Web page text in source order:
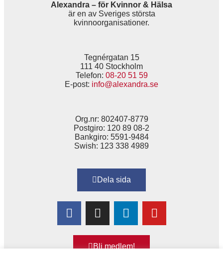
Alexandra – för Kvinnor & Hälsa
är en av Sveriges största
kvinnoorganisationer.
Tegnérgatan 15
111 40 Stockholm
Telefon: 08-20 51 59
E-post: info@alexandra.se
Org.nr: 802407-8779
Postgiro: 120 89 08-2
Bankgiro: 5591-9484
Swish: 123 338 4989
Dela sida
Bli medlem!